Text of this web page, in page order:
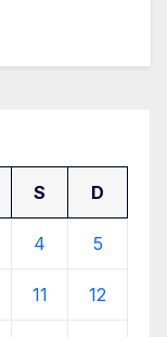
S D
4 5
11 12